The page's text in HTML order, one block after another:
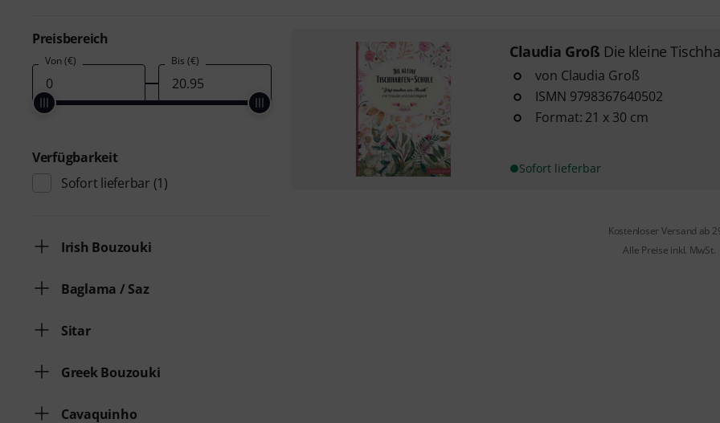
Preisbereich
Von (€) Bis (€)
Verfügbarkeit
Sofort lieferbar (1)
Irish Bouzouki
Baglama / Saz
Sitar
Greek Bouzouki
Cavaquinho
Claudia Groß Die kleine
von Claudia Groß
ISMN 9798367640502
Format: 21 x 30 cm
Sofort lieferbar
Kostenloser Versand ab
Alle Preise inkl. MwSt.